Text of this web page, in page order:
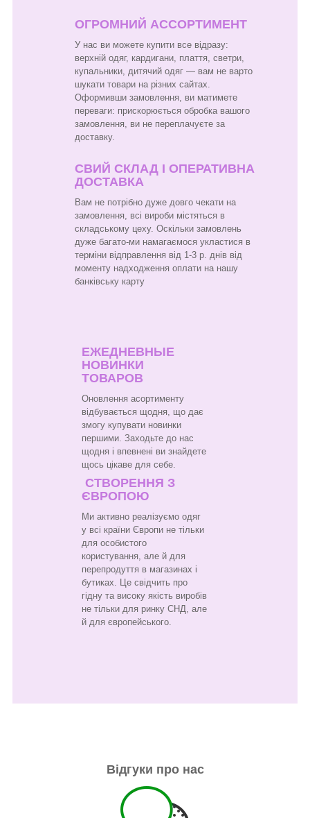
ОГРОМНИЙ АССОРТИМЕНТ
У нас ви можете купити все відразу:
верхній одяг, кардигани, плаття, светри,
купальники, дитячий одяг — вам не варто
шукати товари на різних сайтах.
Оформивши замовлення, ви матимете
переваги: прискорюється обробка вашого
замовлення, ви не переплачуєте за
доставку.
СВИЙ СКЛАД І ОПЕРАТИВНА
ДОСТАВКА
Вам не потрібно дуже довго чекати на
замовлення, всі вироби містяться в
складському цеху. Оскільки замовлень
дуже багато-ми намагаємося укластися в
терміни відправлення від 1-3 р. днів від
моменту надходження оплати на нашу
банківську карту
ЕЖЕДНЕВНЫЕ
НОВИНКИ
ТОВАРОВ
Оновлення асортименту
відбувається щодня, що дає
змогу купувати новинки
першими. Заходьте до нас
щодня і впевнені ви знайдете
щось цікаве для себе.
СТВОРЕННЯ З
ЄВРОПОЮ
Ми активно реалізуємо одяг
у всі країни Європи не тільки
для особистого
користування, але й для
перепродуття в магазинах і
бутиках. Це свідчить про
гідну та високу якість виробів
не тільки для ринку СНД, але
й для європейського.
Відгуки про нас